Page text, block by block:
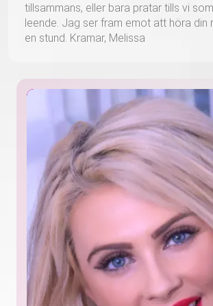
tillsammans, eller bara pratar tills vi
leende. Jag ser fram emot att höra din
en stund. Kramar, Melissa